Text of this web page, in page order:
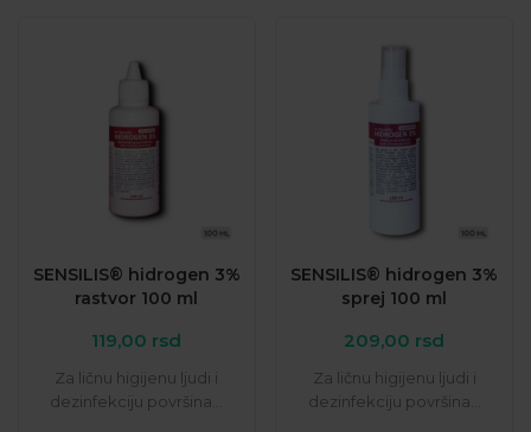
SENSILIS® hidrogen 3%
rastvor 100 ml
119,00 rsd
Za ličnu higijenu ljudi i
dezinfekciju površina...
SENSILIS® hidrogen 3%
sprej 100 ml
209,00 rsd
Za ličnu higijenu ljudi i
dezinfekciju površina...